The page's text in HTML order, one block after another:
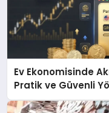
Ev Ekonomisinde
Pratik ve Güvenli